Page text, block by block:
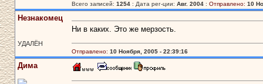
Всего записей: 1254: Дата рег-ции: Авг. 2004: Отправлено: 10
Незнакомец
УДАЛЁН
Ни в каких. Это же мерзость.
Отправлено: 10 Ноября, 2005 - 22:39:16
Дима